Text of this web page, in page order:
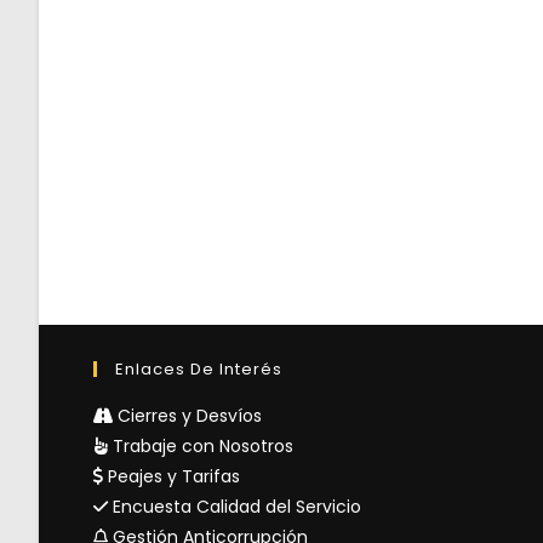
Enlaces De Interés
Cierres y Desvíos
Trabaje con Nosotros
Peajes y Tarifas
Encuesta Calidad del Servicio
Gestión Anticorrupción